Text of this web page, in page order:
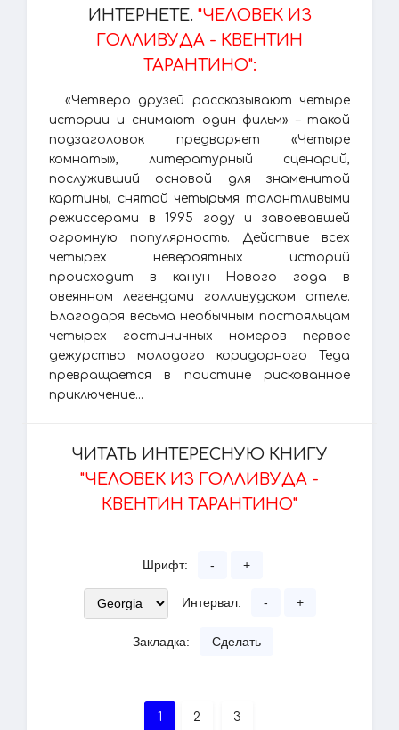
ИНТЕРНЕТЕ. "ЧЕЛОВЕК ИЗ
ГОЛЛИВУДА - КВЕНТИН
ТАРАНТИНО":
«Четверо друзей рассказывают четыре
истории и снимают один фильм» – такой
подзаголовок предваряет «Четыре
комнаты», литературный сценарий,
послуживший основой для знаменитой
картины, снятой четырьмя талантливыми
режиссерами в 1995 году и завоевавшей
огромную популярность. Действие всех
четырех невероятных историй
происходит в канун Нового года в
овеянном легендами голливудском отеле.
Благодаря весьма необычным постояльцам
четырех гостиничных номеров первое
дежурство молодого коридорного Теда
превращается в поистине рискованное
приключение...
ЧИТАТЬ ИНТЕРЕСНУЮ КНИГУ
"ЧЕЛОВЕК ИЗ ГОЛЛИВУДА -
КВЕНТИН ТАРАНТИНО"
Шрифт: - +
Интервал: - +
Закладка: Сделать
1 2 3